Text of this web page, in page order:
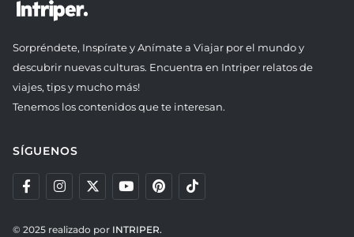
Sorpréndete, Inspírate y Anímate a Viajar por el mundo y
descubrir nuevas culturas. Encuentra en Intriper relatos de
viajes, tips y mucho más!
Tenemos los contenidos que te interesan.
SÍGUENOS
© 2025 realizado por INTRIPER.